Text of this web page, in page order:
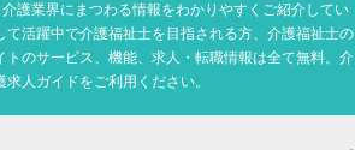
護業界にまつわる情報をわかりやすくご紹介してい
活躍中で介護福祉士を目指される方、介護福祉士の
のサービス、機能、求人・転職情報は全て無料。介
人ガイドをご利用ください。